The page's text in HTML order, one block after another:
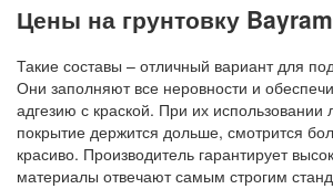
Цены на грунтовку
Такие составы – отличный вариант для
Они заполняют все неровности и
адгезию с краской. При их использовании
покрытие держится дольше, смотрится
красиво. Производитель гарантирует
материалы отвечают самым строгим